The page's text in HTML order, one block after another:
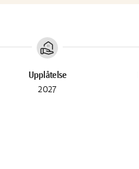
real_estate_agent
Upplåtelse
2027